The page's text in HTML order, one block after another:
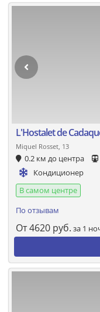
L'Hostalet de
Miquel Rosset, 13
0.2 км до центра
Кондиционер
В самом центре
По отзывам
От4620 руб. за 1